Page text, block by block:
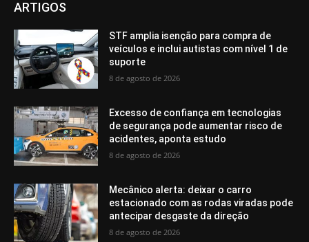
ARTIGOS
STF amplia isenção para compra de
veículos e inclui autistas com nível 1 de
suporte
8 de agosto de 2026
Excesso de confiança em tecnologias
de segurança pode aumentar risco de
acidentes, aponta estudo
8 de agosto de 2026
Mecânico alerta: deixar o carro
estacionado com as rodas viradas pode
antecipar desgaste da direção
8 de agosto de 2026